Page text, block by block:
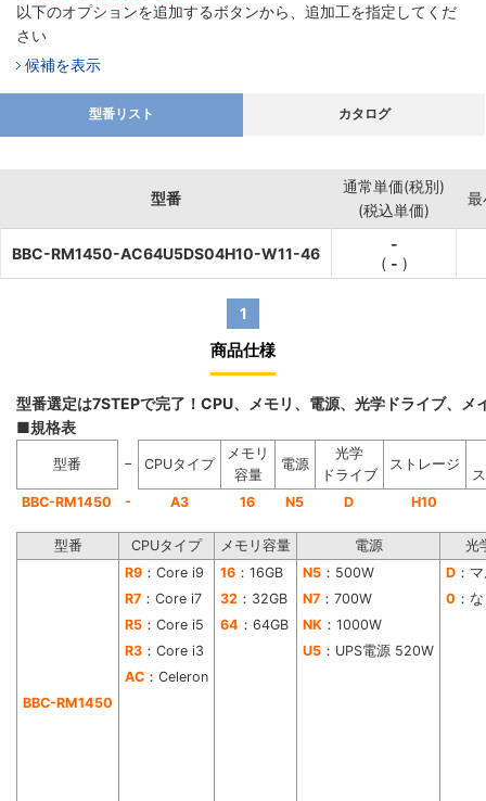
以下のオプションを追加するボタンから、追加工を指定してくだ
さい
候補を表示
型番リスト カタログ
型番
通常単価(税別)
(税込単価)
最
BBC-RM1450-AC64U5DS04H10-W11-46
-
( - )
1
商品仕様
型番選定は7STEPで完了！CPU、メモリ、電源、光学ドライブ、
■規格表
型番 − CPUタイプ
メモリ
容量
電源
光学
ドライブ
ストレージ
BBC-RM1450
- A3 16 N5 D H10
型番 CPUタイプ メモリ容量 電源 光
BBC-RM1450
R9 ：Core i9 16 ：16GB N5 ：500W D ：
R7 ：Core i7 32 ：32GB N7 ：700W 0 ：
R5 ：Core i5 64 ：64GB NK ：1000W
R3 ：Core i3 U5 ：UPS電源 520W
AC ：Celeron